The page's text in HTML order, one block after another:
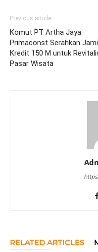
Previous article
Komut PT Artha Jaya
Primaconst Serahkan
Kredit 150 M untuk
Pasar Wisata
RELATED ARTICLES